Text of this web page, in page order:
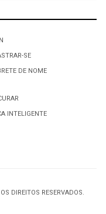
SE
DE NOME
INTELIGENTE
DIREITOS RESERVADOS.